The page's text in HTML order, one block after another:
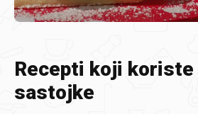
Recepti koji
sastojke